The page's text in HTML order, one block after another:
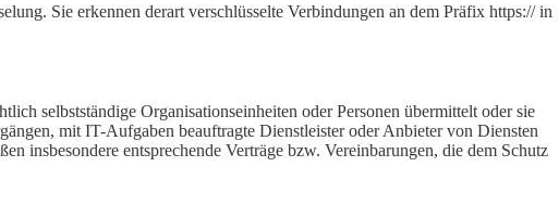
Sie erkennen derart verschlüsselte Verbindungen an dem Präfix https:// in
selbstständige Organisationseinheiten oder Personen übermittelt oder sie
mit IT-Aufgaben beauftragte Dienstleister oder Anbieter von Diensten
insbesondere entsprechende Verträge bzw. Vereinbarungen, die dem Schutz